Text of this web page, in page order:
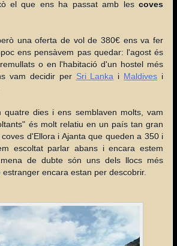
el que ens ha passat amb les coves
una oferta de vol de 380€ ens va fer
ens pensàvem pas quedar: l'agost és
o en l'habitació d'un hostel més
vam decidir per Sri Lanka i Maldives i
dies i ens semblaven molts, vam
és molt relatiu en un país tan gran
d'Ellora i Ajanta que queden a 350 i
escoltat parlar abans i encara estem
de dubte són uns dels llocs més
encara estan per descobrir.